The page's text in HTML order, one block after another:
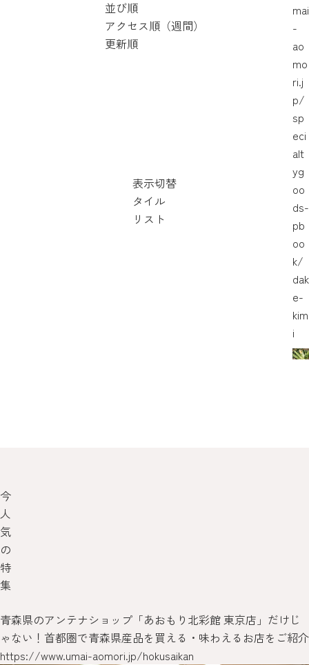
並び順
アクセス順（週間）
更新順
表示切替
タイル
リスト
mai
-
ao
mo
ri.j
p/
sp
eci
alt
yg
oo
ds-
pb
oo
k/
dak
e-
kim
i
今
人
気
の
特
集
青森県のアンテナショップ「あおもり北彩館 東京店」だけじ
ゃない！首都圏で青森県産品を買える・味わえるお店をご紹介
https://www.umai-aomori.jp/hokusaikan